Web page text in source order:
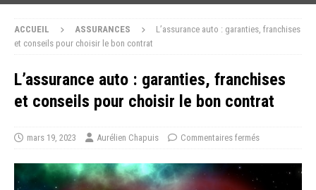
ACCUEIL ASSURANCES
L’assurance auto : garanties, franchises
et conseils pour choisir le bon contrat
L’assurance auto : garanties, franchises
et conseils pour choisir le bon contrat
mars 19, 2023 Aurélien Chapuis Commentaires fermés